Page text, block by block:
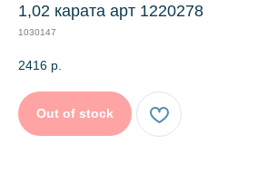
1,02 карата арт 1220278
1030147
2416 р.
Out of stock